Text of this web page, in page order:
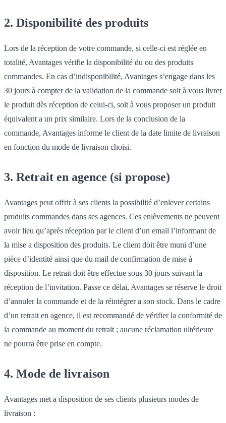
2. Disponibilité des produits
Lors de la réception de votre commande, si celle-ci est réglée en
totalité, Avantages vérifie la disponibilité du ou des produits
commandes. En cas d’indisponibilité, Avantages s’engage dans les
30 jours à compter de la validation de la commande soit à vous livrer
le produit dès réception de celui-ci, soit à vous proposer un produit
équivalent a un prix similaire. Lors de la conclusion de la
commande, Avantages informe le client de la date limite de livraison
en fonction du mode de livraison choisi.
3. Retrait en agence (si propose)
Avantages peut offrir à ses clients la possibilité d’enlever certains
produits commandes dans ses agences. Ces enlèvements ne peuvent
avoir lieu qu’après réception par le client d’un email l’informant de
la mise a disposition des produits. Le client doit être muni d’une
pièce d’identité ainsi que du mail de confirmation de mise à
disposition. Le retrait doit être effectue sous 30 jours suivant la
réception de l’invitation. Passe ce délai, Avantages se réserve le droit
d’annuler la commande et de la réintégrer a son stock. Dans le cadre
d’un retrait en agence, il est recommandé de vérifier la conformité de
la commande au moment du retrait ; aucune réclamation ultérieure
ne pourra être prise en compte.
4. Mode de livraison
Avantages met a disposition de ses clients plusieurs modes de
livraison :